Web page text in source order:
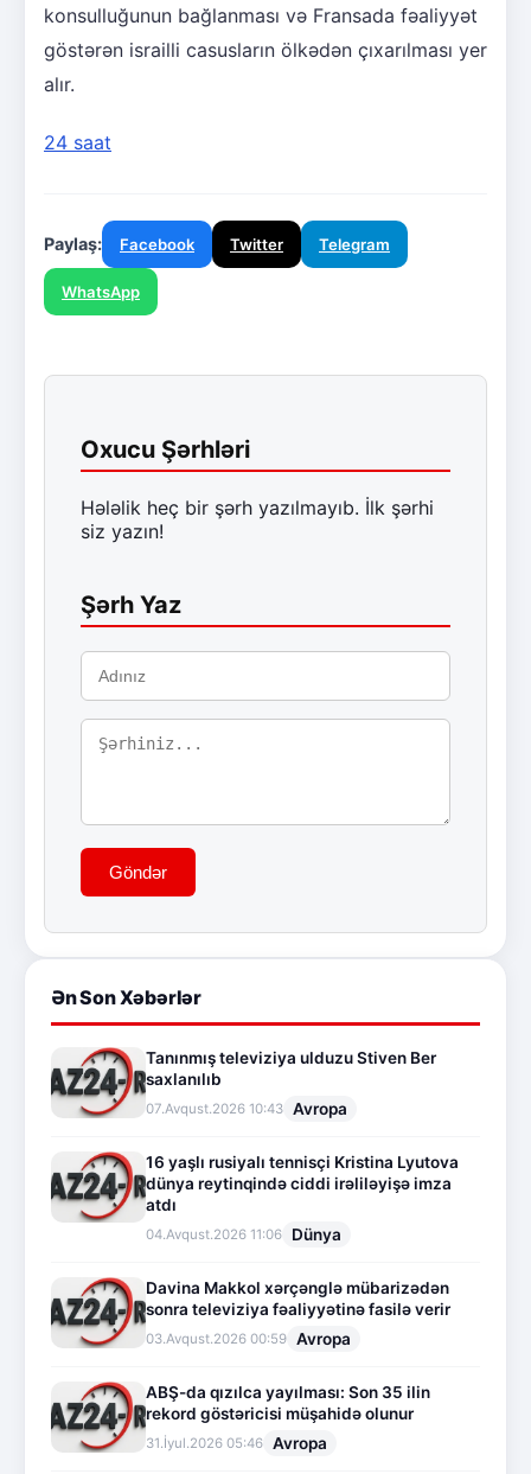
konsulluğunun bağlanması və Fransada fəaliyyət
göstərən israilli casusların ölkədən çıxarılması yer
alır.
24 saat
Paylaş: Facebook Twitter Telegram
WhatsApp
Oxucu Şərhləri
Hələlik heç bir şərh yazılmayıb. İlk şərhi
siz yazın!
Şərh Yaz
Göndər
Ən Son Xəbərlər
Tanınmış televiziya ulduzu Stiven Ber
saxlanılıb
07.Avqust.2026 10:43 Avropa
16 yaşlı rusiyalı tennisçi Kristina Lyutova
dünya reytinqində ciddi irəliləyişə imza
atdı
04.Avqust.2026 11:06 Dünya
Davina Makkol xərçənglə mübarizədən
sonra televiziya fəaliyyətinə fasilə verir
03.Avqust.2026 00:59 Avropa
ABŞ-da qızılca yayılması: Son 35 ilin
rekord göstəricisi müşahidə olunur
31.İyul.2026 05:46 Avropa